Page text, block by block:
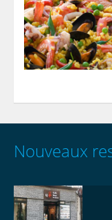
Nouveaux